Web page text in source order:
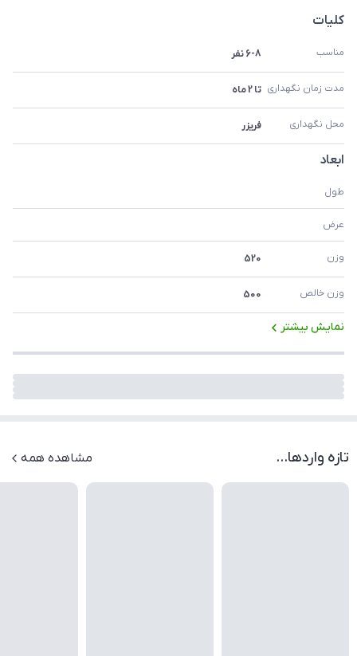
کلیات
مناسب 6-8 نفر
مدت زمان نگهداری تا 2 ماه
محل نگهداری فریزر
ابعاد
طول
عرض
وزن 520
وزن خالص 500
نمایش بیشتر
تازه واردها... مشاهده همه